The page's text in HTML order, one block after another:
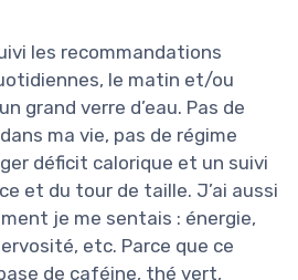
les recommandations
le matin et/ou
grand verre d’eau. Pas de
ma vie, pas de régime
déficit calorique et un suivi
et du tour de taille. J’ai aussi
je me sentais : énergie,
etc. Parce que ce
de caféine, thé vert,